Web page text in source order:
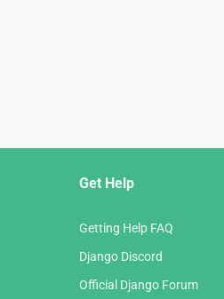
Get Help
Getting Help FAQ
Django Discord
Official Django Forum